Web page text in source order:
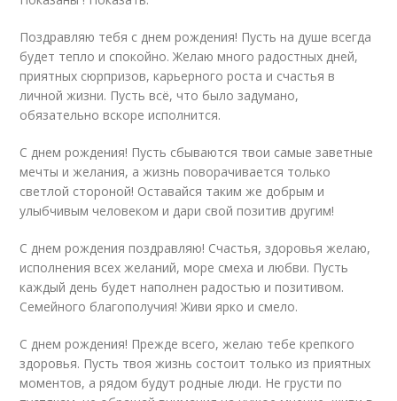
Поздравляю тебя с днем рождения! Пусть на душе всегда
будет тепло и спокойно. Желаю много радостных дней,
приятных сюрпризов, карьерного роста и счастья в
личной жизни. Пусть всё, что было задумано,
обязательно вскоре исполнится.
С днем рождения! Пусть сбываются твои самые заветные
мечты и желания, а жизнь поворачивается только
светлой стороной! Оставайся таким же добрым и
улыбчивым человеком и дари свой позитив другим!
С днем рождения поздравляю! Счастья, здоровья желаю,
исполнения всех желаний, море смеха и любви. Пусть
каждый день будет наполнен радостью и позитивом.
Семейного благополучия! Живи ярко и смело.
С днем рождения! Прежде всего, желаю тебе крепкого
здоровья. Пусть твоя жизнь состоит только из приятных
моментов, а рядом будут родные люди. Не грусти по